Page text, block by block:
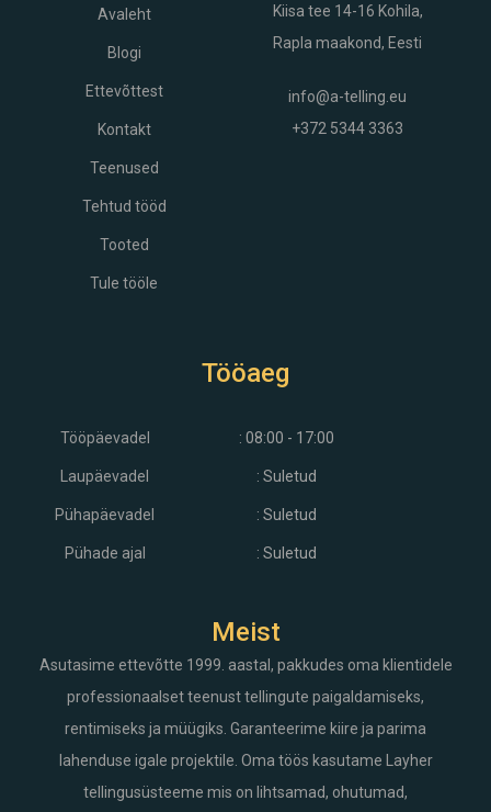
Avaleht
Blogi
Ettevõttest
Kontakt
Teenused
Tehtud tööd
Tooted
Tule tööle
Kiisa tee 14-16 Kohila,
Rapla maakond, Eesti
info@a-telling.eu
+372 5344 3363
Tööaeg
Tööpäevadel
Laupäevadel
Pühapäevadel
Pühade ajal
: 08:00 - 17:00
: Suletud
: Suletud
: Suletud
Meist
Asutasime ettevõtte 1999. aastal, pakkudes oma klientidele
professionaalset teenust tellingute paigaldamiseks,
rentimiseks ja müügiks. Garanteerime kiire ja parima
lahenduse igale projektile. Oma töös kasutame Layher
tellingusüsteeme mis on lihtsamad, ohutumad,